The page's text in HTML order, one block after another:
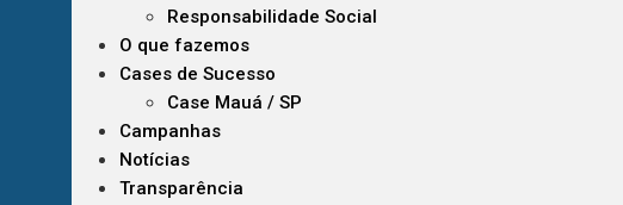
Responsabilidade Social
O que fazemos
Cases de Sucesso
Case Mauá / SP
Campanhas
Notícias
Transparência